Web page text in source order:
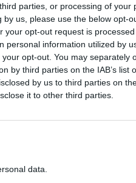
parties, or processing of your
us, please use the below opt-
your opt-out request is
personal information utilized by
opt-out. You may separately
by third parties on the IAB’s list
by us to third parties on
it to other third parties.
data.
και κινείτο με
πιθανολογείται –
ενδέχεται να τον